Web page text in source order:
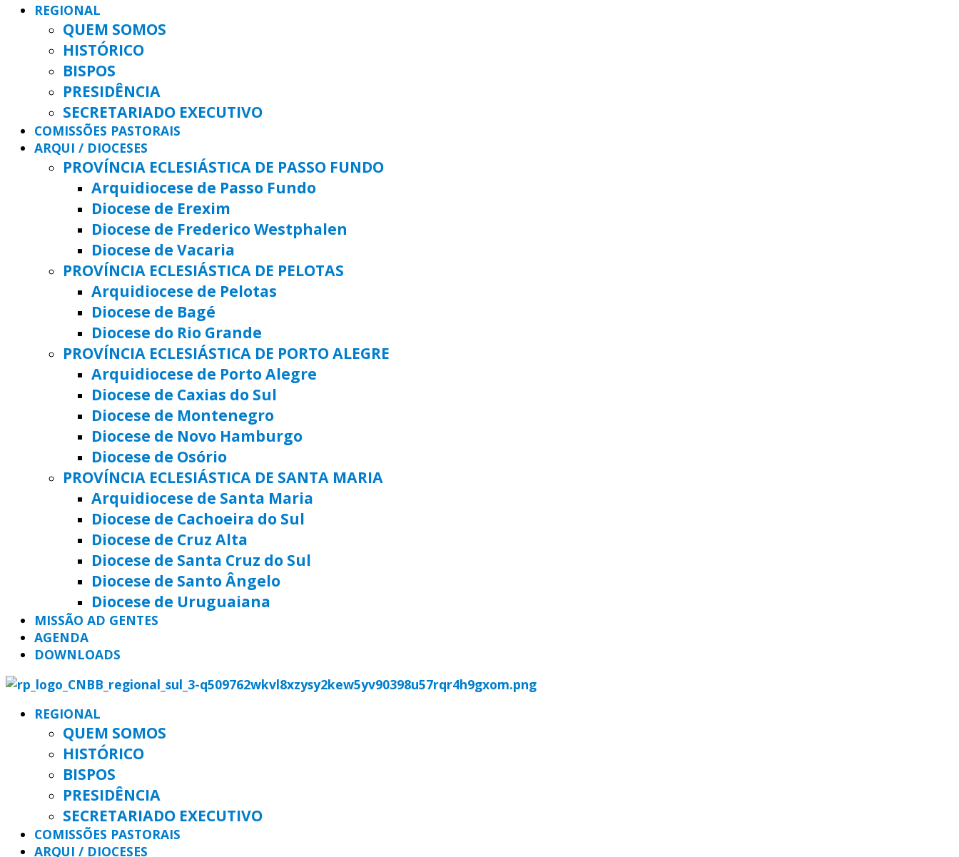
REGIONAL
QUEM SOMOS
HISTÓRICO
BISPOS
PRESIDÊNCIA
SECRETARIADO EXECUTIVO
COMISSÕES PASTORAIS
ARQUI / DIOCESES
PROVÍNCIA ECLESIÁSTICA DE PASSO FUNDO
Arquidiocese de Passo Fundo
Diocese de Erexim
Diocese de Frederico Westphalen
Diocese de Vacaria
PROVÍNCIA ECLESIÁSTICA DE PELOTAS
Arquidiocese de Pelotas
Diocese de Bagé
Diocese do Rio Grande
PROVÍNCIA ECLESIÁSTICA DE PORTO ALEGRE
Arquidiocese de Porto Alegre
Diocese de Caxias do Sul
Diocese de Montenegro
Diocese de Novo Hamburgo
Diocese de Osório
PROVÍNCIA ECLESIÁSTICA DE SANTA MARIA
Arquidiocese de Santa Maria
Diocese de Cachoeira do Sul
Diocese de Cruz Alta
Diocese de Santa Cruz do Sul
Diocese de Santo Ângelo
Diocese de Uruguaiana
MISSÃO AD GENTES
AGENDA
DOWNLOADS
REGIONAL
QUEM SOMOS
HISTÓRICO
BISPOS
PRESIDÊNCIA
SECRETARIADO EXECUTIVO
COMISSÕES PASTORAIS
ARQUI / DIOCESES